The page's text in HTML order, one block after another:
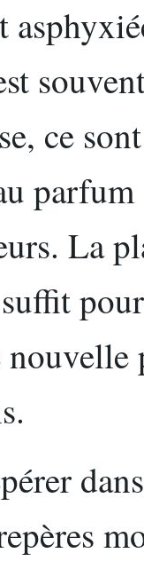
ce
La